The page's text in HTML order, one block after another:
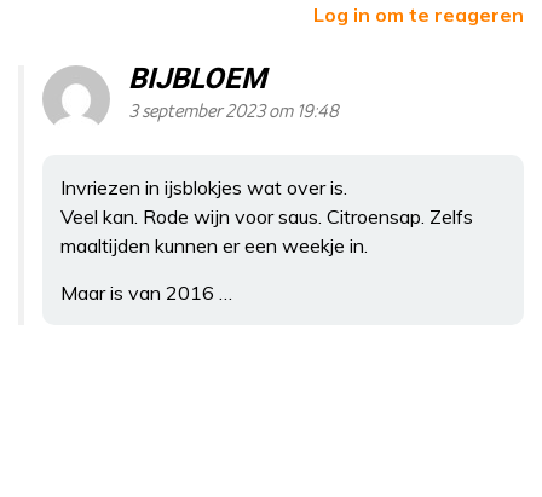
Log in om te reageren
BIJBLOEM
3 september 2023 om 19:48
Invriezen in ijsblokjes wat over is.
Veel kan. Rode wijn voor saus. Citroensap. Zelfs
maaltijden kunnen er een weekje in.
Maar is van 2016 …